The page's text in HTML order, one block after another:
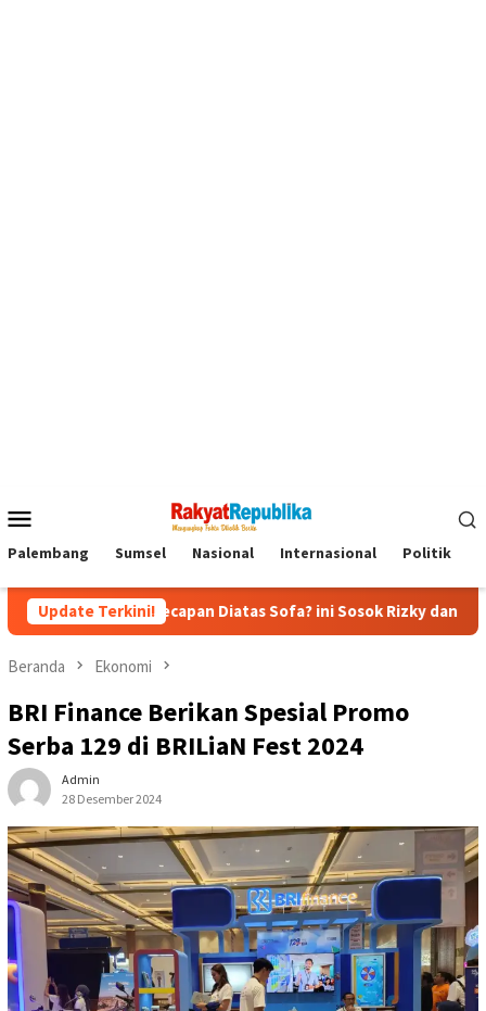
Mobile
Palembang Sumsel Nasional Internasional Politik
Update Terkini!
kecapan Diatas Sofa? ini Sosok Rizky dan Eka yang Viral
Beranda Ekonomi
BRI Finance Berikan Spesial Promo
Serba 129 di BRILiaN Fest 2024
Admin
28 Desember 2024